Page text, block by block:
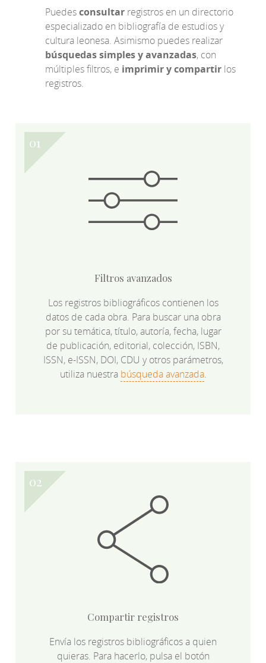
Puedesconsultar registros en un directorio
especializado en bibliografía de estudios y
cultura leonesa. Asimismo puedes realizar
búsquedas simples y avanzadas, con
múltiples filtros, e imprimir y compartir los
registros.
Filtros avanzados
Los registros bibliográficos contienen los
datos de cada obra. Para buscar una obra
por su temática, título, autoría, fecha, lugar
de publicación, editorial, colección, ISBN,
ISSN, e-ISSN, DOI, CDU y otros parámetros,
utiliza nuestra búsqueda avanzada.
Compartir registros
Envía los registros bibliográficos a quien
quieras. Para hacerlo, pulsa el botón